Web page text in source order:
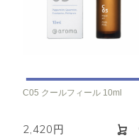
C05 クールフィール 10ml
2,420円